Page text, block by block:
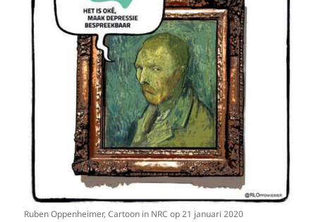
Ruben Oppenheimer, Cartoon in NRC op 21 januari 2020